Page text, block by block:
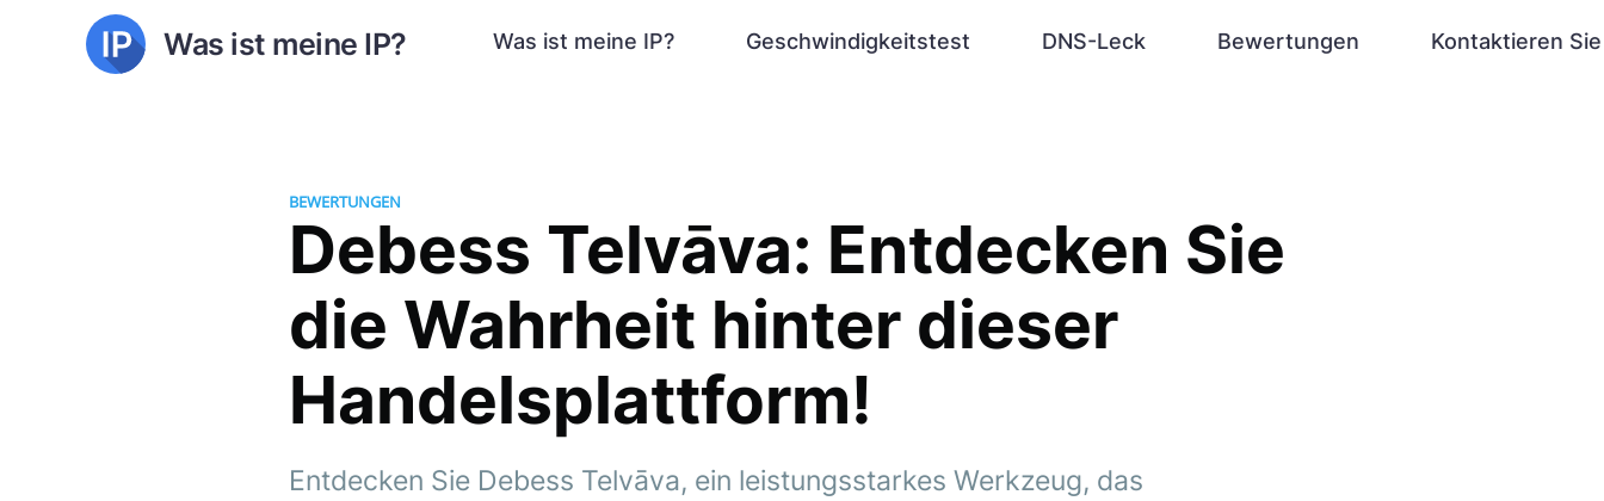
Was ist meine IP? Was ist meine IP? Geschwindigkeitstest DNS-Leck Bewertungen Kontaktieren
BEWERTUNGEN
Debess Telvāva: Entdecken Sie
die Wahrheit hinter dieser
Handelsplattform!
Entdecken Sie Debess Telvāva, ein leistungsstarkes Werkzeug, das